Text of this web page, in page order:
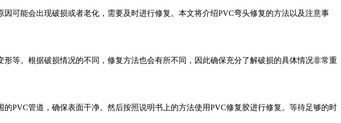
可能会出现破损或者老化，需要及时进行修复。本文将介绍PVC弯头修复的方法以及注意事
等。根据破损情况的不同，修复方法也会有所不同，因此确保充分了解破损的具体情况非常重
PVC管道，确保表面干净。然后按照说明书上的方法使用PVC修复胶进行修复。等待足够的时